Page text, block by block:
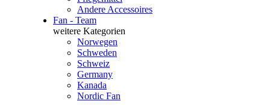
Andere Accessoires
Fan - Team
weitere Kategorien
Norwegen
Schweden
Schweiz
Germany
Kanada
Nordic Fan